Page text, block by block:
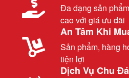
Đa dạng sản
cao với giá ưu đãi
An Tâm Khi
Sản phẩm, hàng
tiện lợi
Dịch Vụ Chu